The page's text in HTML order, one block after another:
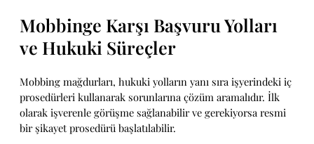
Mobbinge Karşı Başvuru Yolları
ve Hukuki Süreçler
Mobbing mağdurları, hukuki yolların yanı sıra işyerindeki iç
prosedürleri kullanarak sorunlarına çözüm aramalıdır. İlk
olarak işverenle görüşme sağlanabilir ve gerekiyorsa resmi
bir şikayet prosedürü başlatılabilir.